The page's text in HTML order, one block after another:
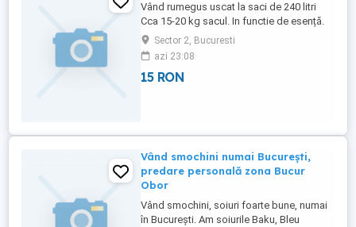
Vând rumegus uscat la saci de 240 litri
Cca 15-20 kg sacul. In functie de esență.
NU AN CANTITATII MARI NICIODATĂ.
DOAR CATIVA SACI. Nu am teansport.
Zona Obor. Pret sac 15 lei
Sector 2, Bucuresti
azi 23:08
15 RON
Vând smochini numai București,
predare personală zona Bucur
Obor
Vând smochini, soiuri foarte bune, numai
în București. Am soiurile Baku, Bleu